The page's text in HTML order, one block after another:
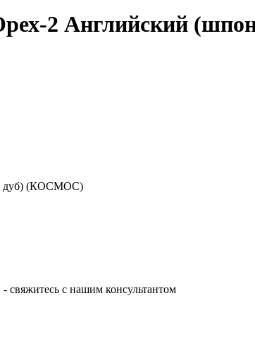
2 Английский
дуб) (КОСМОС)
свяжитесь с нашим консультантом